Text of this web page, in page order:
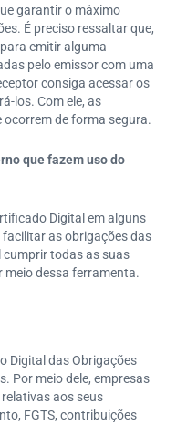
garantir o máximo
É preciso ressaltar que,
emitir alguma
pelo emissor com uma
consiga acessar os
los. Com ele, as
de forma segura.
que fazem uso do
Digital em alguns
as obrigações das
cumprir todas as suas
meio dessa ferramenta.
Digital das Obrigações
Por meio dele, empresas
aos seus
FGTS, contribuições